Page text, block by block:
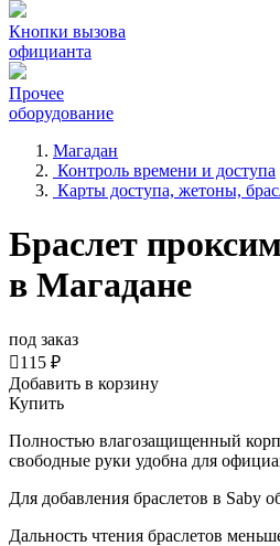
Кнопки вызова
официанта
Прочее
оборудование
Магадан
Контроль времени и доступа
Карты доступа, жетоны,
Браслет
в Магадане
под заказ
115 ₽
Добавить в корзину
Купить
Полностью влагозащищенный
свободные руки удобна для
Для добавления браслетов в Saby
Дальность чтения браслетов